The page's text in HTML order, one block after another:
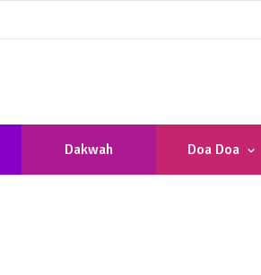
Dakwah Doa Doa